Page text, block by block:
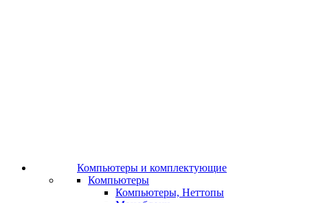
Компьютеры и комплектующие
Компьютеры
Компьютеры, Неттопы